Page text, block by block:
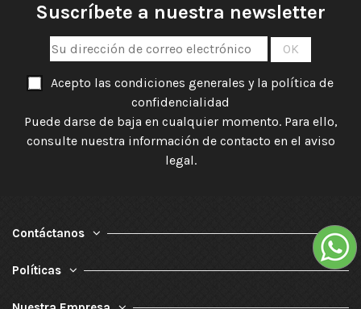
Suscríbete a nuestra newsletter
Acepto las condiciones generales y la política de
confidencialidad
Puede darse de baja en cualquier momento. Para ello,
consulte nuestra información de contacto en el aviso
legal.
Contáctanos
Políticas